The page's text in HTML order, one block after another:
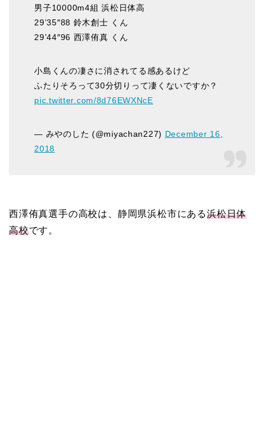
男子10000m4組 浜松日体高
29’35″88 鈴木創士 くん
29’44″96 西澤侑真 くん
小島くんの凄さに消されてる感あるけど
ふたりそろって30分切りって凄くないですか？
pic.twitter.com/8d76EWXNcE
— みやのした (@miyachan227) December 16,
2018
西澤侑真選手の高校は、静岡県浜松市にある浜松日体
高校です。